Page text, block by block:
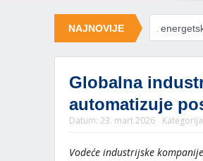
NAJNOVIJE
Nova energetska pravila EU:
Globalna
automatizuje
Datum: 23. mart 2026
Vodeće industrijske